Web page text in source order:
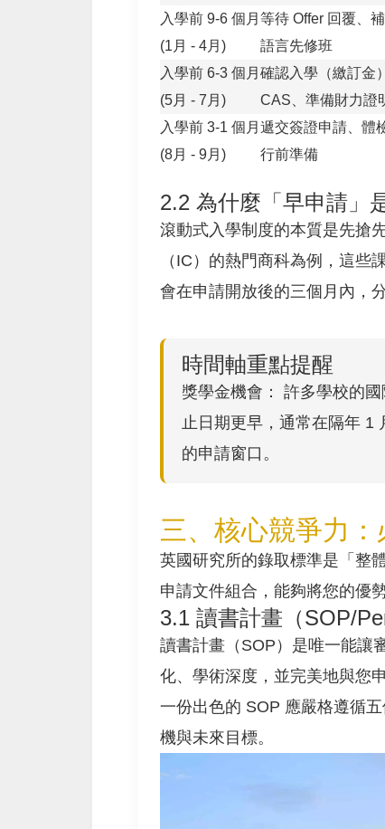
入學前 9-6 個月
(1月 - 4月)
等待 Offer 回覆、
語言先修班
入學前 6-3 個月
(5月 - 7月)
確認入學（繳訂金
CAS、準備財力證
入學前 3-1 個月
(8月 - 9月)
遞交簽證申請、體
行前準備
2.2 為什麼「早申請」
滾動式入學制度的本質是先搶
（IC）的熱門商科為例，這些
會在申請開放後的三個月內，
時間軸重點提醒
獎學金機會： 許多學校的
止日期更早，通常在隔年 1
的申請窗口。
三、核心競爭力
英國研究所的錄取標準是「整
申請文件組合，能夠將您的優
3.1 讀書計畫（SOP/
讀書計畫（SOP）是唯一能讓
化、學術深度，並完美地與您
一份出色的 SOP 應嚴格遵循
機與未來目標。